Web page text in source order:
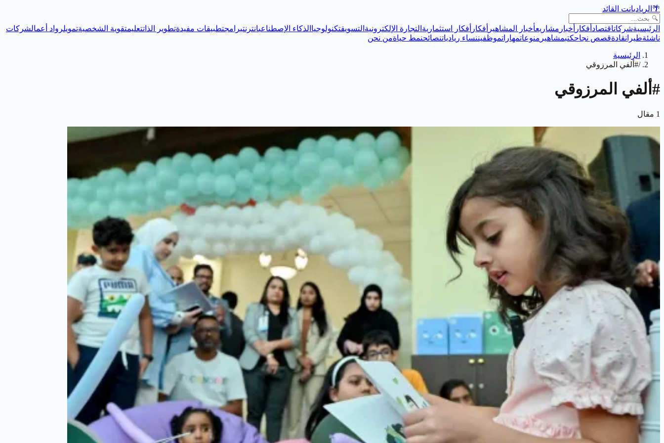
🌴 الرياديانت القائد
الرئيسيةشركاتاقتصاد أفكار أخبار مشاريعأخبار المشاهير أفكار أفكار استثمارية التجارة الإلكترونية التسويقتكنولوجيا الذكاء الإصطناعيانترنتبرامجتطبيقات مفيدةتطوير الذاتتعليمتقوية الشخصيةتمويلرواد أعمالشركات
ناشئةطيرانقادةقصص نجاحكتبمشاهير منوعاتمهاراتموظفيننساء ريادياتنصائحنمط حياةمن نحن
الرئيسية
/#ألفي المرزوقي
# ألفي المرزوقي
1 مقال